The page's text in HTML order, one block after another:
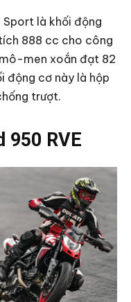
là khối động
888 cc cho công
men xoắn đạt 82
động cơ này là hộp
trượt.
950 RVE